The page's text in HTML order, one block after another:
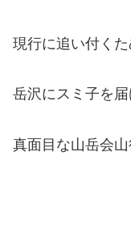
現行に追い付くた
岳沢にスミ子を
真面目な山岳会山